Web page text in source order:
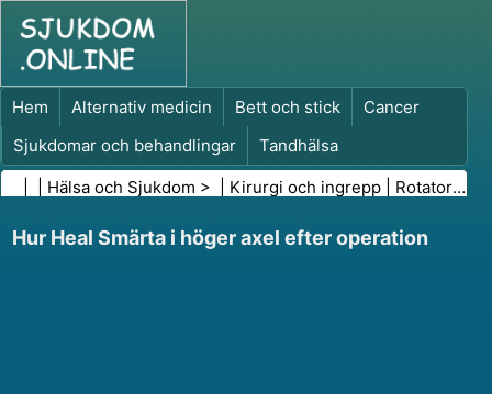
Hem Alternativ medicin Bett och stick
Cancer
Sjukdomar och behandlingar
Tandhälsa
Kost och näring
Familjehälsa
Hälsa och Sjukdom > | Kirurgi och ingrepp Rotatorkuffkirurgi
Hur Heal Smärta i höger axel efter operation